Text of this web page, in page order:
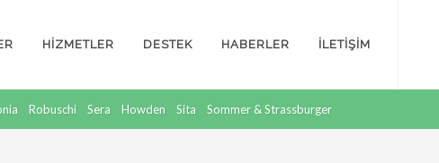
HİZMETLER DESTEK HABERLER İLETİŞİM
Robuschi Sera Howden Sita Sommer & Strassburger